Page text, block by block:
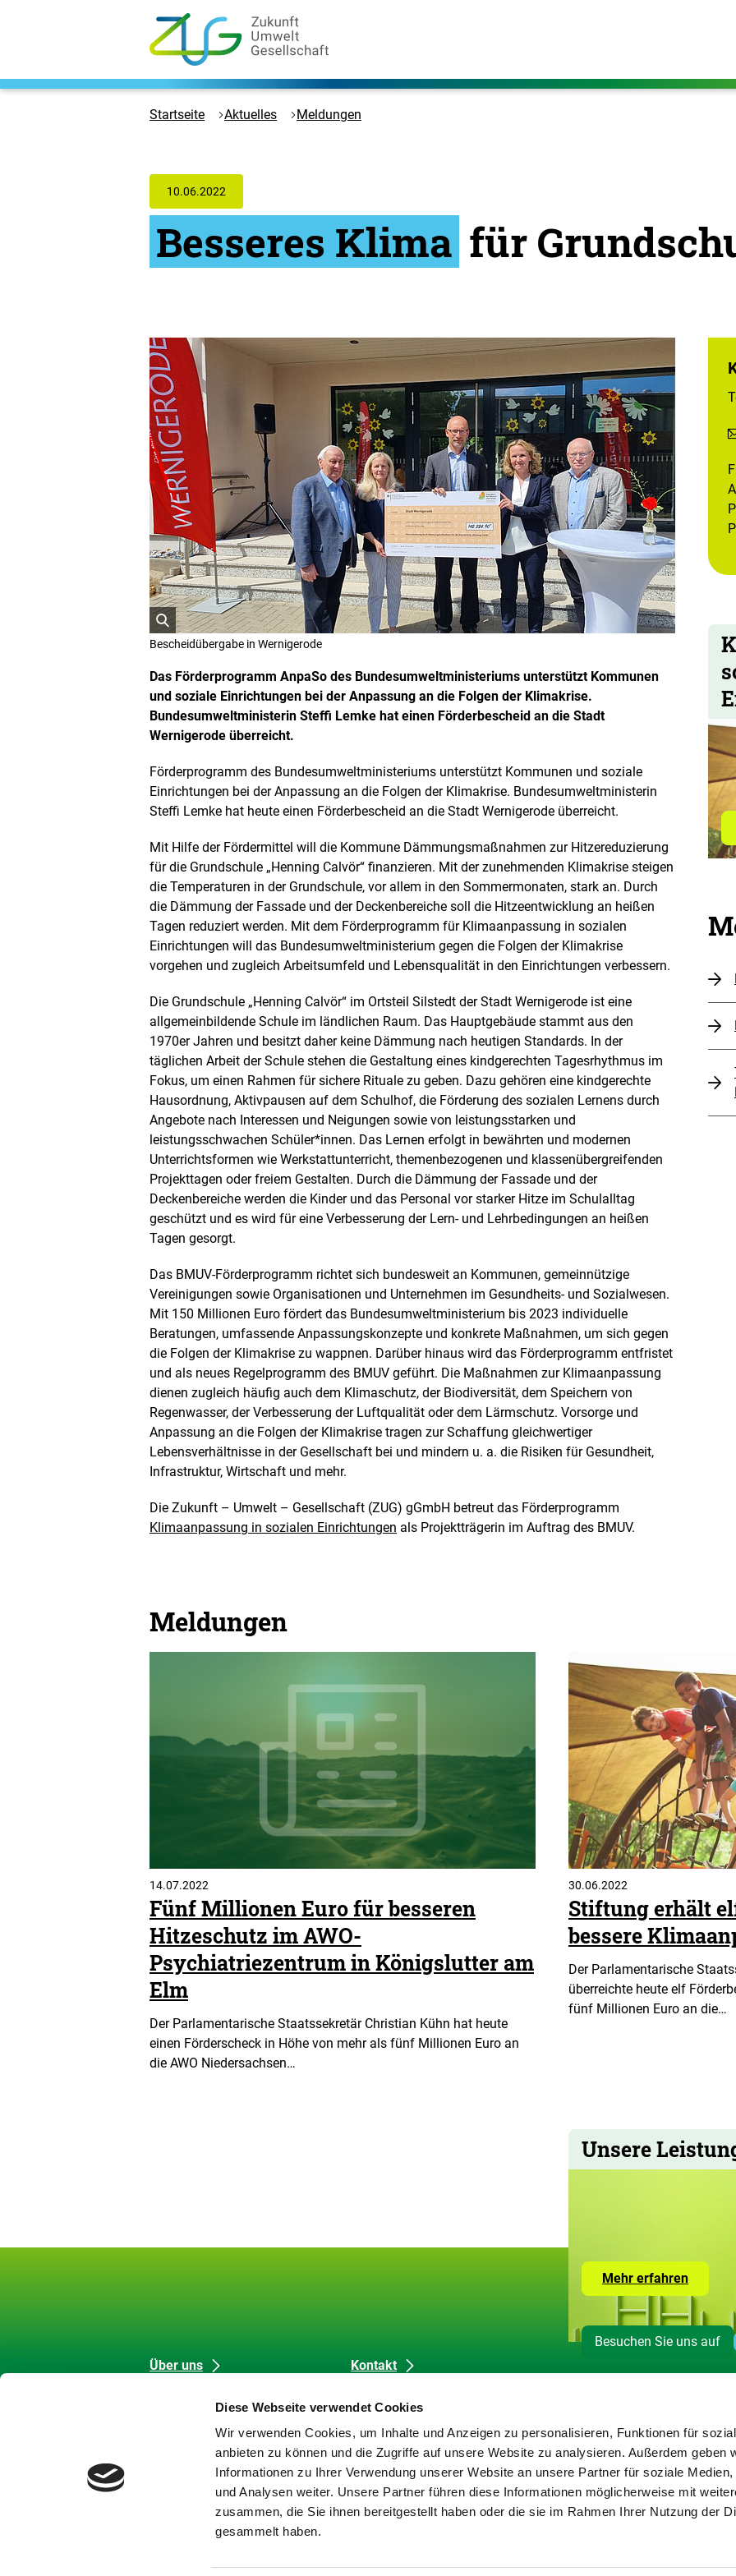
Diese Webseite verwendet Cookies
Wir verwenden Cookies, um Inhalte und Anzeigen zu personalisieren, Funktionen für
anbieten zu können und die Zugriffe auf unsere Website zu analysieren. Außerdem geben
Informationen zu Ihrer Verwendung unserer Website an unsere Partner für soziale Medien,
und Analysen weiter. Unsere Partner führen diese Informationen möglicherweise mit
zusammen, die Sie ihnen bereitgestellt haben oder die sie im Rahmen Ihrer Nutzung der
gesammelt haben.
Zukunft
Umwelt
Zur
Startseite
Startseite Aktuelles Meldungen
10.06.2022
Besseres Klima für
ö
f
e
t
B
l
d
i
n
i
n
e
r
v
e
r
g
r
ß
e
r
e
n
D
a
r
s
t
e
l
l
u
n
Bescheidübergabe in Wernigerode
Das Förderprogramm AnpaSo des Bundesumweltministeriums unterstützt Kommunen
und soziale Einrichtungen bei der Anpassung an die Folgen der Klimakrise.
Bundesumweltministerin Steffi Lemke hat einen Förderbescheid an die Stadt
Wernigerode überreicht.
Förderprogramm des Bundesumweltministeriums unterstützt Kommunen und soziale
Einrichtungen bei der Anpassung an die Folgen der Klimakrise. Bundesumweltministerin
Steffi Lemke hat heute einen Förderbescheid an die Stadt Wernigerode überreicht.
Mit Hilfe der Fördermittel will die Kommune Dämmungsmaßnahmen zur Hitzereduzierung
für die Grundschule „Henning Calvör“ finanzieren. Mit der zunehmenden Klimakrise steigen
die Temperaturen in der Grundschule, vor allem in den Sommermonaten, stark an. Durch
die Dämmung der Fassade und der Deckenbereiche soll die Hitzeentwicklung an heißen
Tagen reduziert werden. Mit dem Förderprogramm für Klimaanpassung in sozialen
Einrichtungen will das Bundesumweltministerium gegen die Folgen der Klimakrise
vorgehen und zugleich Arbeitsumfeld und Lebensqualität in den Einrichtungen verbessern.
Die Grundschule „Henning Calvör“ im Ortsteil Silstedt der Stadt Wernigerode ist eine
allgemeinbildende Schule im ländlichen Raum. Das Hauptgebäude stammt aus den
1970er Jahren und besitzt daher keine Dämmung nach heutigen Standards. In der
täglichen Arbeit der Schule stehen die Gestaltung eines kindgerechten Tagesrhythmus im
Fokus, um einen Rahmen für sichere Rituale zu geben. Dazu gehören eine kindgerechte
Hausordnung, Aktivpausen auf dem Schulhof, die Förderung des sozialen Lernens durch
Angebote nach Interessen und Neigungen sowie von leistungsstarken und
leistungsschwachen Schüler*innen. Das Lernen erfolgt in bewährten und modernen
Unterrichtsformen wie Werkstattunterricht, themenbezogenen und klassenübergreifenden
Projekttagen oder freiem Gestalten. Durch die Dämmung der Fassade und der
Deckenbereiche werden die Kinder und das Personal vor starker Hitze im Schulalltag
geschützt und es wird für eine Verbesserung der Lern- und Lehrbedingungen an heißen
Tagen gesorgt.
Das BMUV-Förderprogramm richtet sich bundesweit an Kommunen, gemeinnützige
Vereinigungen sowie Organisationen und Unternehmen im Gesundheits- und Sozialwesen.
Mit 150 Millionen Euro fördert das Bundesumweltministerium bis 2023 individuelle
Beratungen, umfassende Anpassungskonzepte und konkrete Maßnahmen, um sich gegen
die Folgen der Klimakrise zu wappnen. Darüber hinaus wird das Förderprogramm entfristet
und als neues Regelprogramm des BMUV geführt. Die Maßnahmen zur Klimaanpassung
dienen zugleich häufig auch dem Klimaschutz, der Biodiversität, dem Speichern von
Regenwasser, der Verbesserung der Luftqualität oder dem Lärmschutz. Vorsorge und
Anpassung an die Folgen der Klimakrise tragen zur Schaffung gleichwertiger
Lebensverhältnisse in der Gesellschaft bei und mindern u. a. die Risiken für Gesundheit,
Infrastruktur, Wirtschaft und mehr.
Die Zukunft – Umwelt – Gesellschaft (ZUG) gGmbH betreut das Förderprogramm
Klimaanpassung in sozialen Einrichtungen als Projektträgerin im Auftrag des BMUV.
Meldungen
14.07.2022
Fünf Millionen Euro für besseren
Hitzeschutz im AWO-
Psychiatriezentrum in Königslutter am
Elm
Der Parlamentarische Staatssekretär Christian Kühn hat heute
einen Förderscheck in Höhe von mehr als fünf Millionen Euro an
die AWO Niedersachsen…
30.06.2022
Stiftung erhält
bessere
Der Parlamentarische
überreichte heute elf
fünf Millionen Euro an die…
Unsere
Mehr erfahrenZur
Seite
mit
den
der
Besuchen Sie uns auf
Unsere
Über uns
Strategische Aufgaben
Datenschutz
Barrierefreiheit
Kontakt
Cookie-Erklärung
Datenschutz
Impressum
Barrierefreiheit
Barriere melden